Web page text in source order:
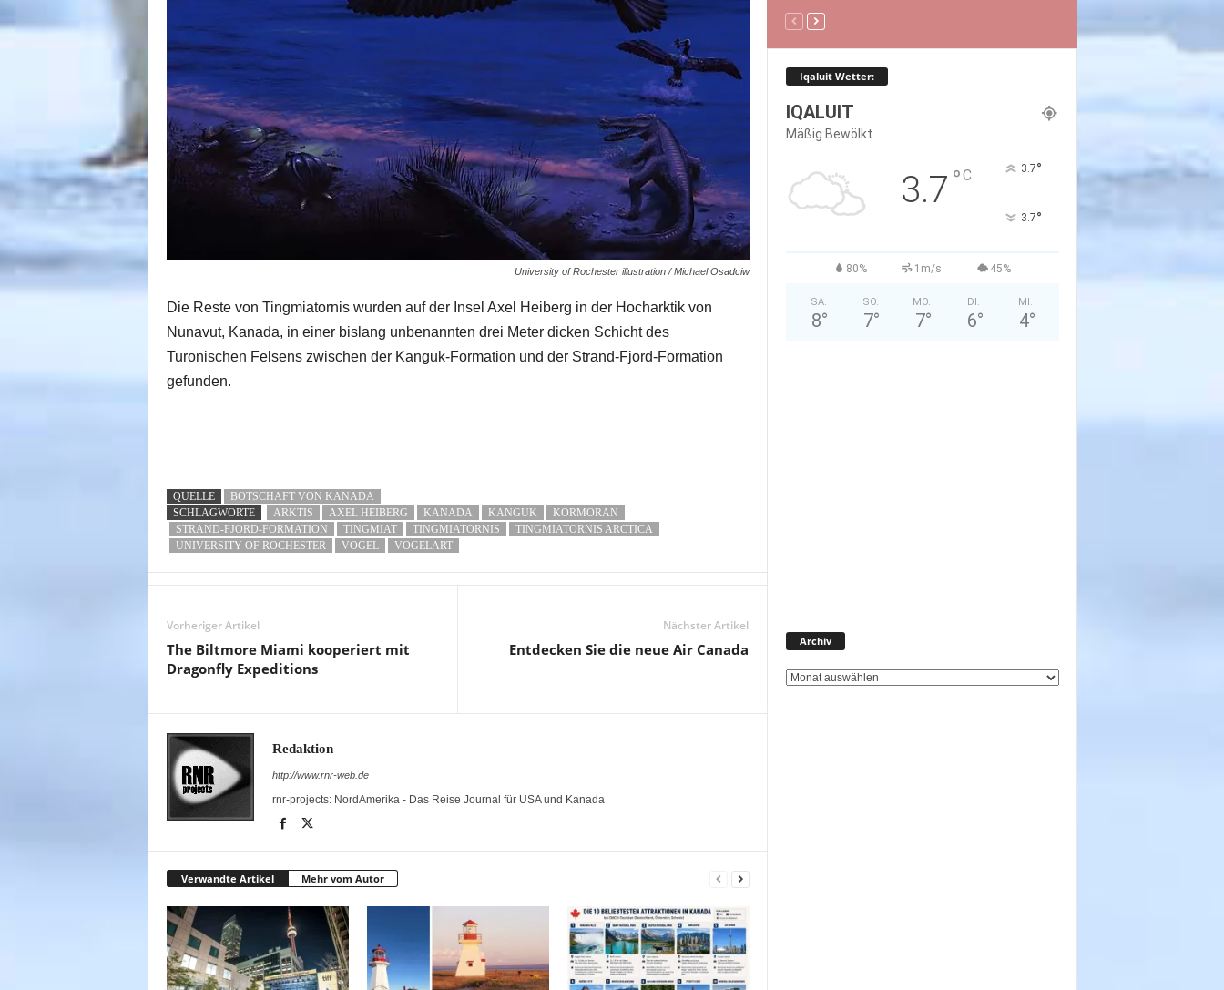
University of Rochester illustration / Michael Osadciw
Die Reste von Tingmiatornis wurden auf der Insel Axel Heiberg in der Hocharktik von
Nunavut, Kanada, in einer bislang unbenannten drei Meter dicken Schicht des
Turonischen Felsens zwischen der Kanguk-Formation und der Strand-Fjord-Formation
gefunden.
QUELLE
BOTSCHAFT VON KANADA
SCHLAGWORTE
ARKTIS AXEL HEIBERG KANADA KANGUK
KORMORAN
STRAND-FJORD-FORMATION
TINGMIAT TINGMIATORNIS
TINGMIATORNIS ARCTICA
UNIVERSITY OF ROCHESTER
VOGEL VOGELART
Vorheriger Artikel
The Biltmore Miami kooperiert mit
Dragonfly Expeditions
Nächster Artikel
Entdecken Sie die neue Air Canada
Redaktion
http://www.rnr-web.de
rnr-projects: NordAmerika - Das Reise Journal für USA und Kanada
Verwandte Artikel Mehr vom Autor
Iqaluit Wetter:
IQALUIT
Mäßig Bewölkt
3.7 °C 3.7°
3.7°
80% 1m/s 45%
SA.
8°
SO.
7°
MO.
7°
DI.
6°
MI.
4°
Archiv